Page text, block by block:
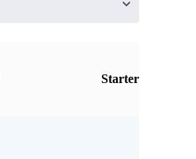
Starter